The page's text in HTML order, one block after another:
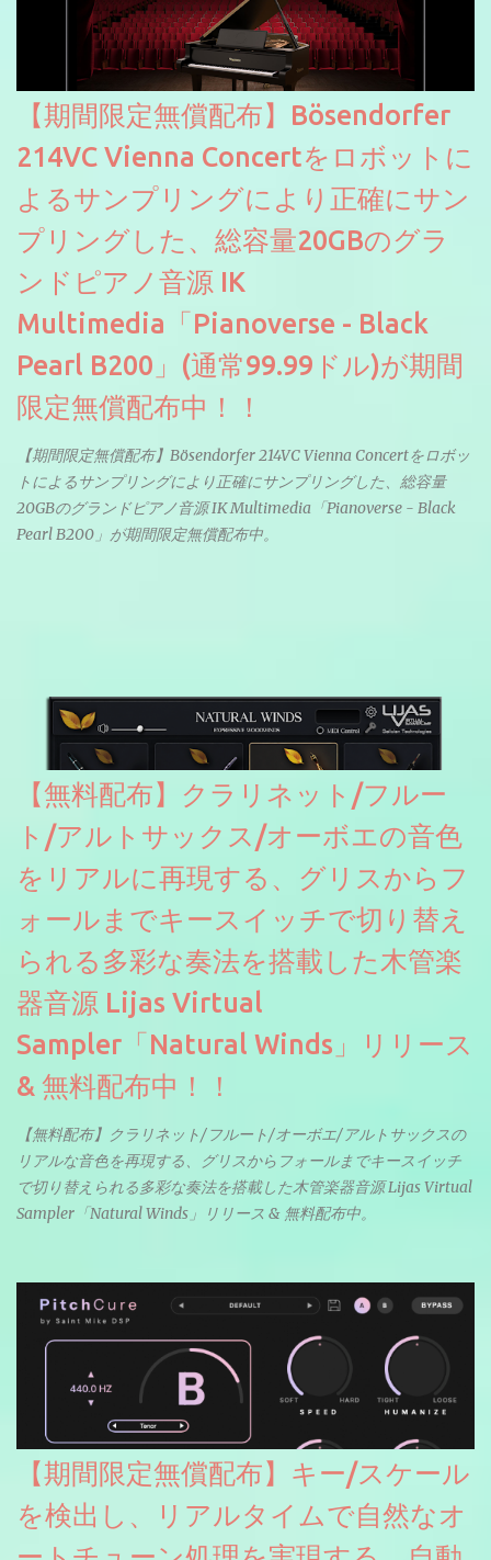
【期間限定無償配布】Bösendorfer
214VC Vienna Concertをロボットに
よるサンプリングにより正確にサン
プリングした、総容量20GBのグラ
ンドピアノ音源 IK
Multimedia「Pianoverse - Black
Pearl B200」(通常99.99ドル)が期間
限定無償配布中！！
【期間限定無償配布】Bösendorfer 214VC Vienna Concertをロボッ
トによるサンプリングにより正確にサンプリングした、総容量
20GBのグランドピアノ音源 IK Multimedia「Pianoverse - Black
Pearl B200」が期間限定無償配布中。
【無料配布】クラリネット/フルー
ト/アルトサックス/オーボエの音色
をリアルに再現する、グリスからフ
ォールまでキースイッチで切り替え
られる多彩な奏法を搭載した木管楽
器音源 Lijas Virtual
Sampler「Natural Winds」リリース
& 無料配布中！！
【無料配布】クラリネット/フルート/オーボエ/アルトサックスの
リアルな音色を再現する、グリスからフォールまでキースイッチ
で切り替えられる多彩な奏法を搭載した木管楽器音源 Lijas Virtual
Sampler「Natural Winds」リリース & 無料配布中。
【期間限定無償配布】キー/スケール
を検出し、リアルタイムで自然なオ